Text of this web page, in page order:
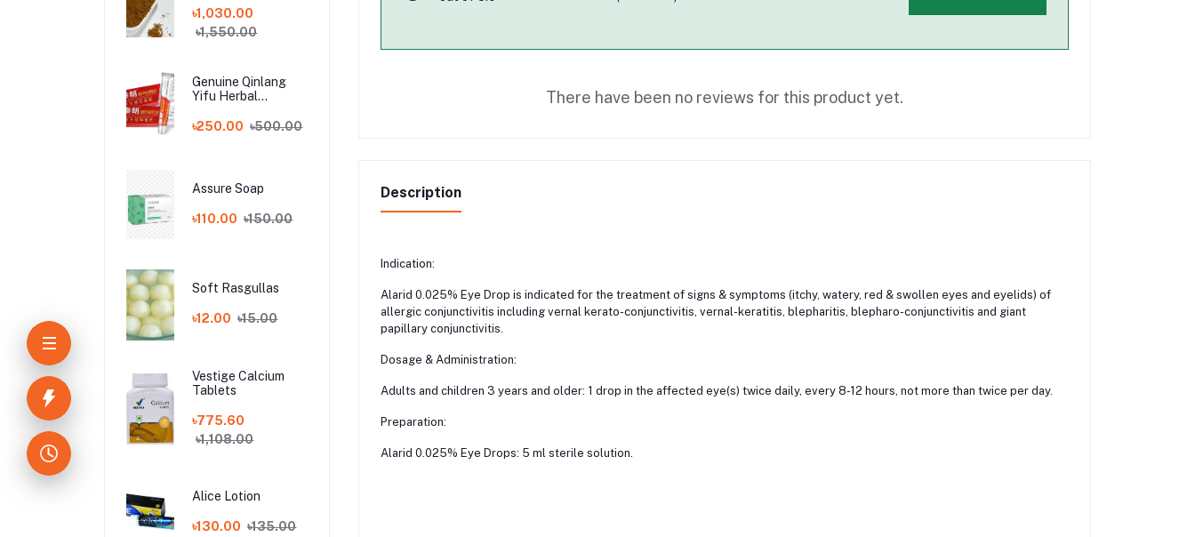
৳1,030.00
৳1,550.00
Genuine Qinlang
Yifu Herbal
allergy Cream
৳250.00 ৳500.00
Assure Soap
৳110.00 ৳150.00
Soft Rasgullas
৳12.00 ৳15.00
Vestige Calcium
Tablets
৳775.60
৳1,108.00
Alice Lotion
৳130.00 ৳135.00
There have been no reviews for this product yet.
Description
Indication:
Alarid 0.025% Eye Drop is indicated for the treatment of signs & symptoms (itchy, watery, red & swollen eyes and eyelids) of
allergic conjunctivitis including vernal kerato-conjunctivitis, vernal-keratitis, blepharitis, blepharo-conjunctivitis and giant
papillary conjunctivitis.
Dosage & Administration:
Adults and children 3 years and older: 1 drop in the affected eye(s) twice daily, every 8-12 hours, not more than twice per day.
Preparation:
Alarid 0.025% Eye Drops: 5 ml sterile solution.